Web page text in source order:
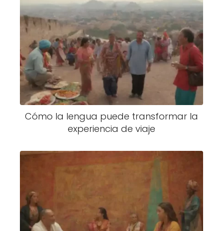
Cómo la lengua puede transformar la
experiencia de viaje